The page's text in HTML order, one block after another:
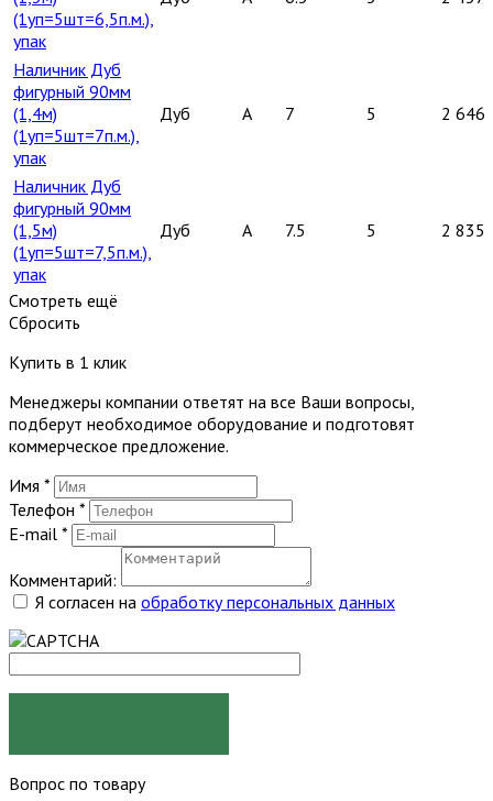
(1уп=5шт=6,5п.м.),
упак
Наличник Дуб
фигурный 90мм
(1,4м)
(1уп=5шт=7п.м.),
упак
Дуб A 7 5 2 646
Наличник Дуб
фигурный 90мм
(1,5м)
(1уп=5шт=7,5п.м.),
упак
Дуб A 7.5 5 2 835
Смотреть ещё
Сбросить
Купить в 1 клик
Менеджеры компании ответят на все Ваши вопросы,
подберут необходимое оборудование и подготовят
коммерческое предложение.
Имя *
Телефон *
E-mail *
Комментарий:
Я согласен на обработку персональных данных
Вопрос по товару